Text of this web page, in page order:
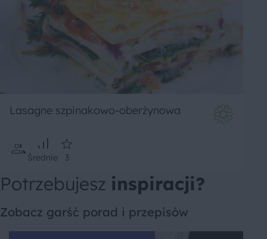
Lasagne szpinakowo-oberżynowa
Średnie 3
Potrzebujesz inspiracji?
Zobacz garść porad i przepisów